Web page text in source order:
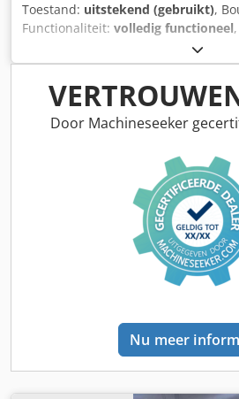
Toestand: uitstekend (gebruikt),
Functionaliteit: volledig functioneel,
10499123
de kolommen:780 mm,
uitwerpkracht:225.000 N ,
malhoogte (min.):360 mm , type
ingangsspanning:400 V,
Fabrikant: Bühler, Type: GKS EVO
Serienummer: 10499123
Matrijsopeningsslag: 800 mm
oppervlakdruk: 100 N/mm² Min.
mm Vrije kolomafstand: 780 x 780
mm Uitwerperuitslag: 175 mm
sluitkracht: 6615 kN Cycletijd: 30 s
m/s Incl. matrijssproei-installatie
uitname-robot ABB IRB4400
Door Machineseeker
Nu meer